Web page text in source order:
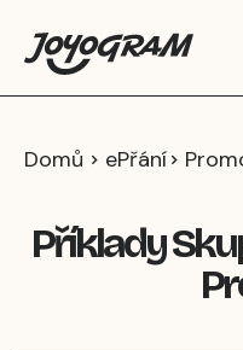
Domů ePřání
Příklady